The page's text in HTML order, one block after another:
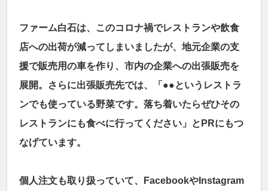
ファーム白石は、このコロナ禍でレストランや飲食
店への出荷が減ってしまいましたが、地元企業の支
援で販売用の車を作り、市内の企業への出張販売を
展開。さらに出張販売先では、「●●というレストラ
ンでも使っている野菜です。落ち着いたらぜひその
レストランにも食べに行ってください」とPRにもつ
なげています。
個人注文も取り扱っていて、FacebookやInstagram